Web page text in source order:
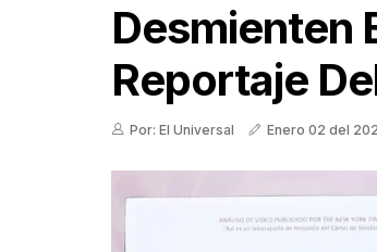
Desmienten
Reportaje
Por: El Universal Enero 02 del